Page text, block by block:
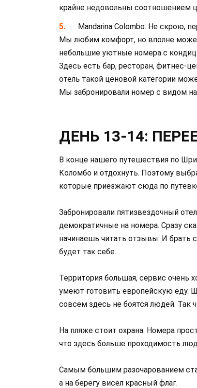
крайне недовольны соотношением
Mandarina Colombo. Не скрою,
Мы любим комфорт, но вполне
небольшие уютные номера с
Здесь есть бар, ресторан, фитнес-
отель такой ценовой категории
Мы забронировали номер с видом
ДЕНЬ 13-14:
В конце нашего путешествия по
Коломбо и отдохнуть. Поэтому
которые приезжают сюда по
Забронировали пятизвездочный
демократичные на номера. Сразу
начинаешь читать отзывы. И брать
будет так себе.
Территория большая, сервис очень
умеют готовить европейскую еду.
совсем здесь не боятся людей. Так
На пляже стоит охрана. Номера
что здесь больше проходимость
Самым большим разочарованием
а на берегу висел красный флаг.